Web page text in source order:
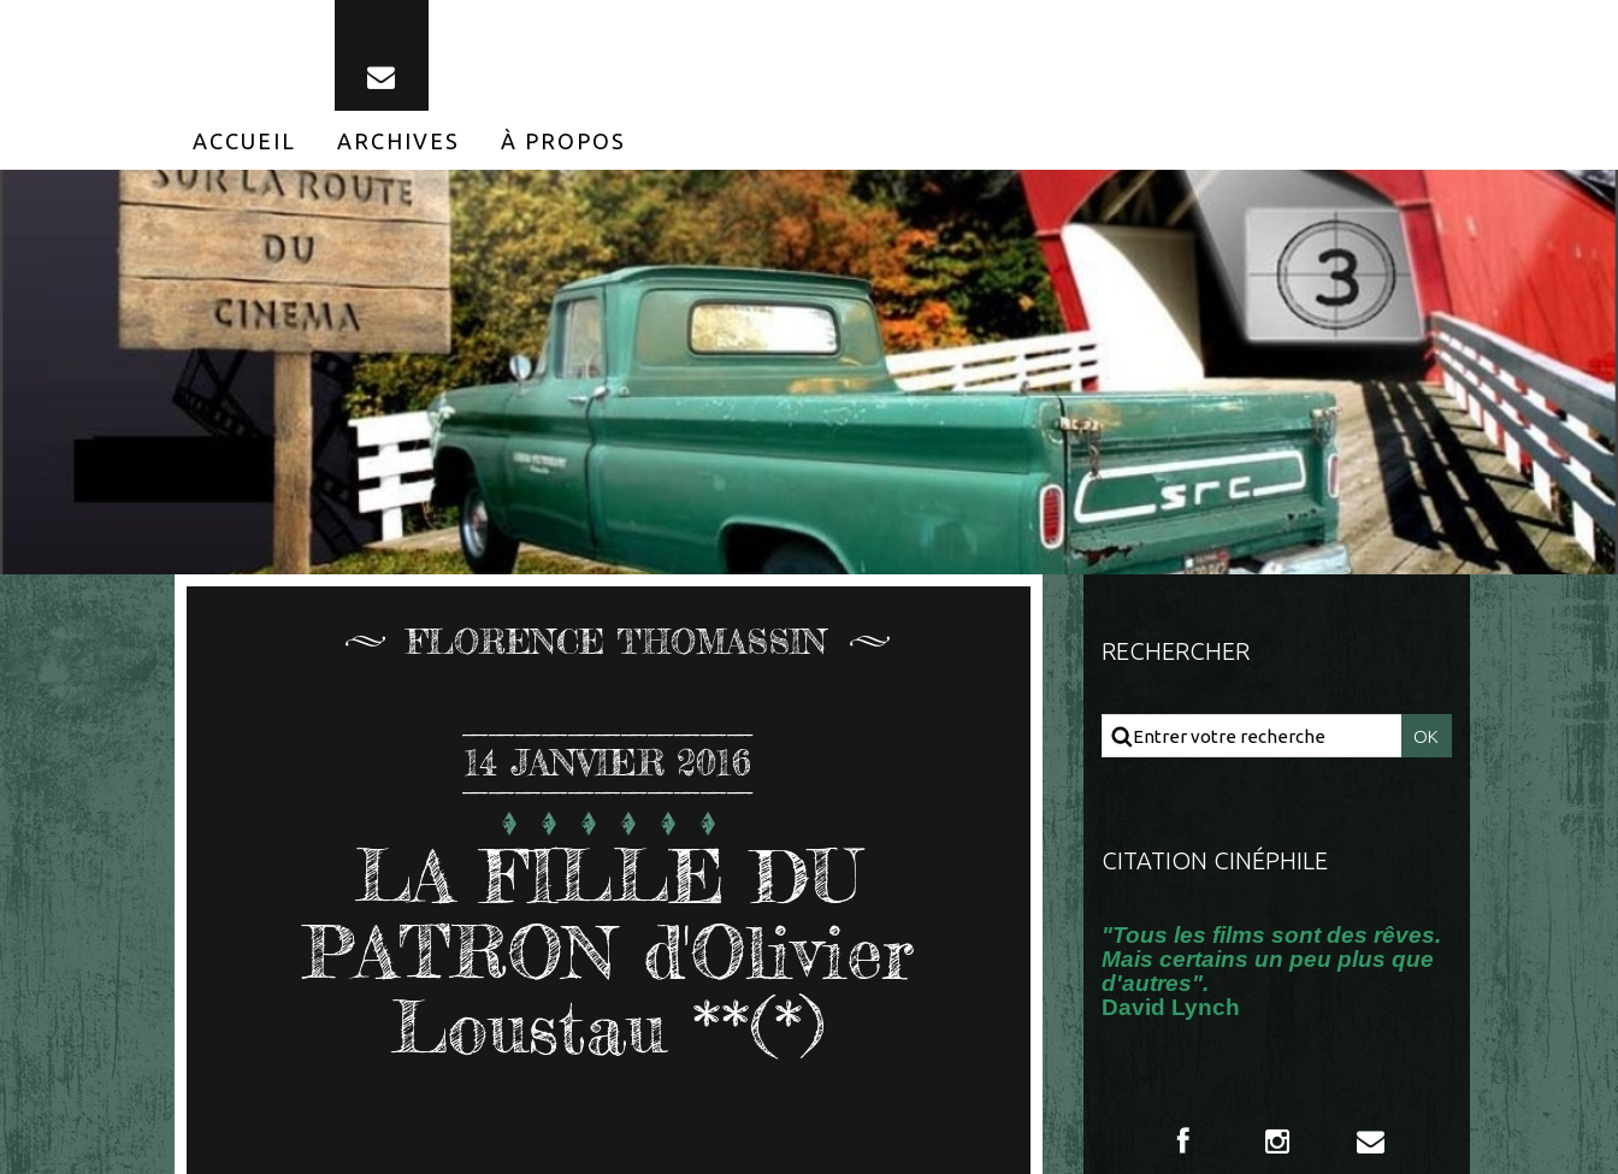
ACCUEIL ARCHIVES À PROPOS
FLORENCE THOMASSIN
14 JANVIER 2016
LA FILLE DU
PATRON d'Olivier
Loustau **(*)
RECHERCHER
CITATION CINÉPHILE
"Tous les films sont des rêves.
Mais certains un peu plus que
d'autres".
David Lynch